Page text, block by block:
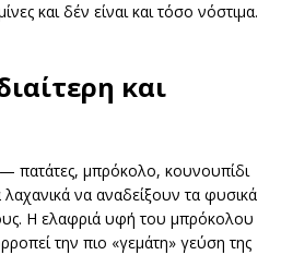
και δέν είναι και τόσο νόστιμα.
και
πατάτες, μπρόκολο, κουνουπίδι
να αναδείξουν τα φυσικά
Η ελαφριά υφή του μπρόκολου
την πιο «γεμάτη» γεύση της